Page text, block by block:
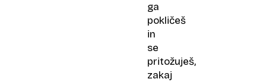
ga
pokličeš
in
se
pritožuješ,
zakaj